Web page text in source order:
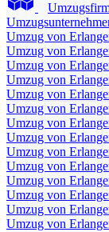
Umzug von
Umzug von
Umzug von
Umzug von
Umzug von
Umzug von
Umzug von
Umzug von
Umzug von
Umzug von
Umzug von
Umzug von
Umzug von
Umzug von